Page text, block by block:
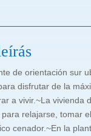
de orientación sur
disfrutar de la
a vivir.~La vivienda
relajarse, tomar
cenador.~En la